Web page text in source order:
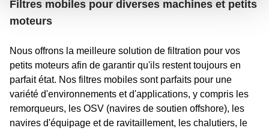
Filtres mobiles pour diverses machines et petits
moteurs
Nous offrons la meilleure solution de filtration pour vos
petits moteurs afin de garantir qu'ils restent toujours en
parfait état. Nos filtres mobiles sont parfaits pour une
variété d'environnements et d'applications, y compris les
remorqueurs, les OSV (navires de soutien offshore), les
navires d'équipage et de ravitaillement, les chalutiers, le